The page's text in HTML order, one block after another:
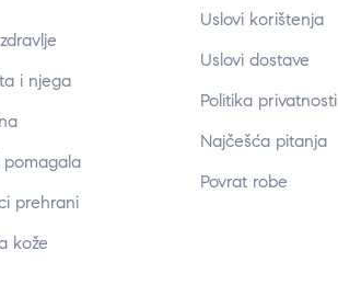
i njega
pomagala
prehrani
kože
Uslovi korištenja
Uslovi dostave
Politika privatnosti
Najčešća pitanja
Povrat robe